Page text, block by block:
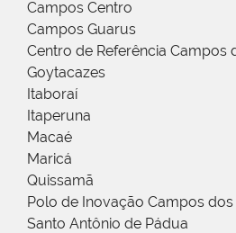
Campos Centro
Campos Guarus
Centro de Referência Campos
Goytacazes
Itaboraí
Itaperuna
Macaé
Maricá
Quissamã
Polo de Inovação Campos
Santo Antônio de Pádua